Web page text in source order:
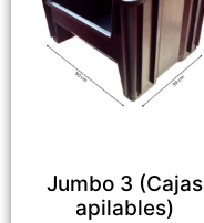
Jumbo 3 (Cajas
apilables)